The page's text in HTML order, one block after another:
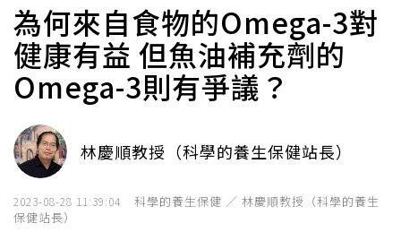
為何來自食物的Omega-3對
健康有益 但魚油補充劑的
Omega-3則有爭議？
林慶順教授（科學的養生保健站長）
2023-08-28 11:39:04
科學的養生保健 ／ 林慶順教授（科學的養生
保健站長）